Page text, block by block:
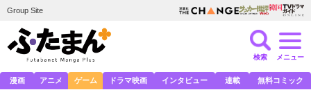
Group Site
検索 メニュー
漫画 アニメ ゲーム ドラマ映画 インタビュー 連載 無料コミック